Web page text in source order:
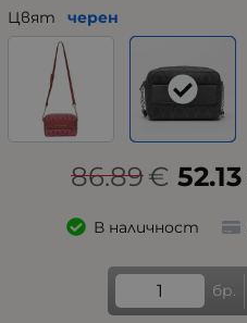
Цвят
черен
86.89€ 52.13
В наличност
бр.